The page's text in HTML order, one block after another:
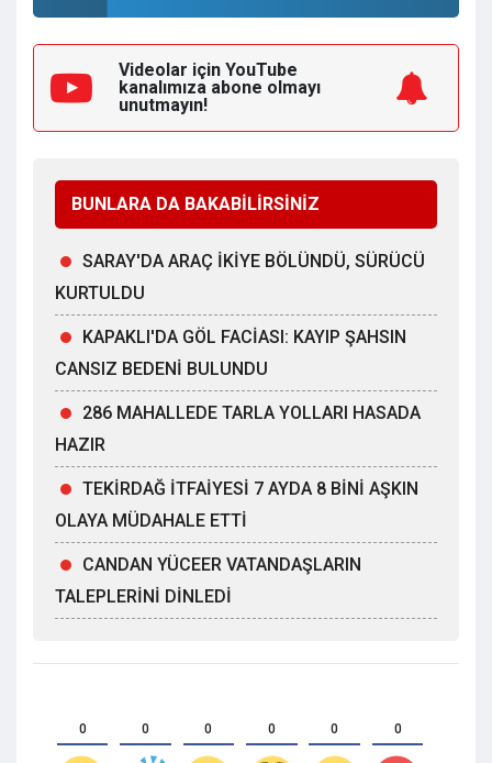
Videolar için YouTube
kanalımıza abone olmayı
unutmayın!
BUNLARA DA BAKABİLİRSİNİZ
SARAY'DA ARAÇ İKİYE BÖLÜNDÜ, SÜRÜCÜ
KURTULDU
KAPAKLI'DA GÖL FACİASI: KAYIP ŞAHSIN
CANSIZ BEDENİ BULUNDU
286 MAHALLEDE TARLA YOLLARI HASADA
HAZIR
TEKİRDAĞ İTFAİYESİ 7 AYDA 8 BİNİ AŞKIN
OLAYA MÜDAHALE ETTİ
CANDAN YÜCEER VATANDAŞLARIN
TALEPLERİNİ DİNLEDİ
0 0 0 0 0 0